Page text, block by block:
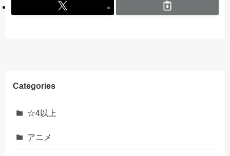
Categories
☆4以上
アニメ